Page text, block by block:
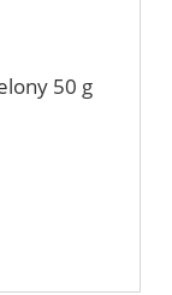
50 g